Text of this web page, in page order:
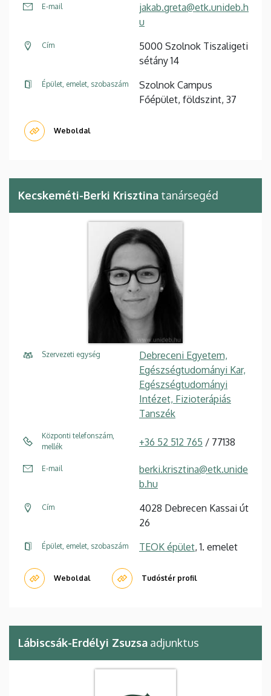
E-mail
jakab.greta@etk.unideb.h
u
Cím
5000 Szolnok Tiszaligeti
sétány 14
Épület, emelet, szobaszám
Szolnok Campus
Főépület, földszint, 37
Weboldal
Kecskeméti-Berki Krisztina tanársegéd
Szervezeti egység
Debreceni Egyetem,
Egészségtudományi Kar,
Egészségtudományi
Intézet, Fizioterápiás
Tanszék
Központi telefonszám,
mellék
+36 52 512 765 / 77138
E-mail
berki.krisztina@etk.unide
b.hu
Cím
4028 Debrecen Kassai út
26
Épület, emelet, szobaszám TEOK épület, 1. emelet
Weboldal Tudóstér profil
Lábiscsák-Erdélyi Zsuzsa adjunktus